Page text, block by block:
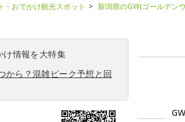
・おでかけ観光スポット
新潟県のGW(ゴールデン
け情報を大特集
から？混雑ピーク予想と回